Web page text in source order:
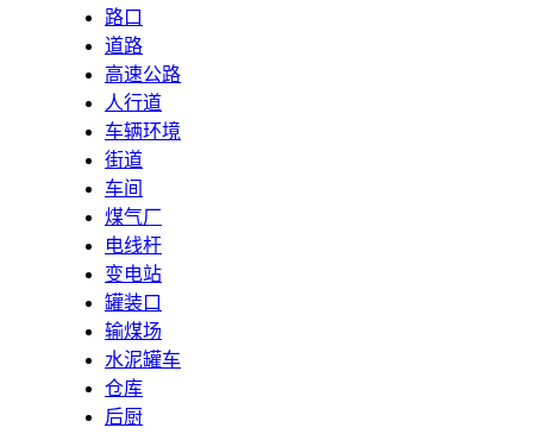
路口
道路
高速公路
人行道
车辆环境
街道
车间
煤气厂
电线杆
变电站
罐装口
输煤场
水泥罐车
仓库
后厨